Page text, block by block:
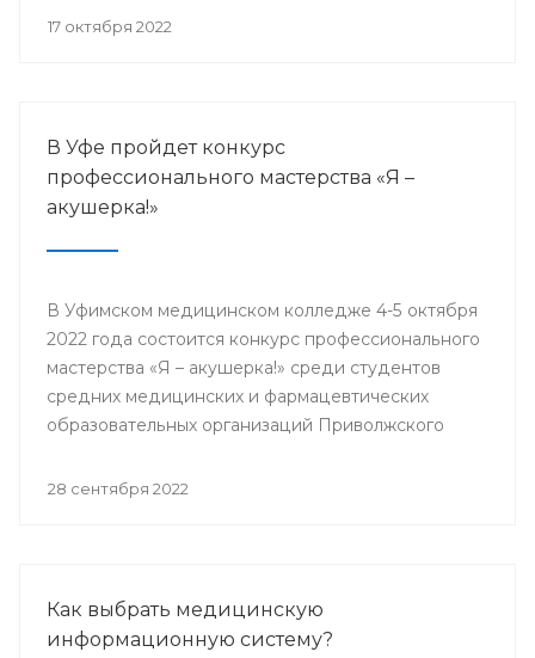
17 октября 2022
В Уфе пройдет конкурс
профессионального мастерства «Я –
акушерка!»
В Уфимском медицинском колледже 4-5 октября
2022 года состоится конкурс профессионального
мастерства «Я – акушерка!» среди студентов
средних медицинских и фармацевтических
образовательных организаций Приволжского
28 сентября 2022
Как выбрать медицинскую
информационную систему?